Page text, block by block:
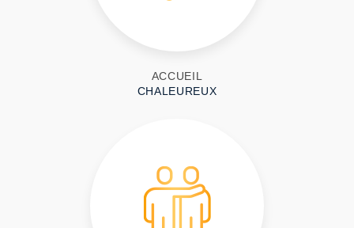
ACCUEIL
CHALEUREUX